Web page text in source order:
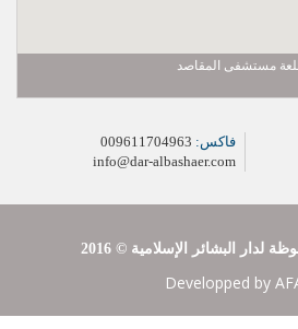
مستشفى المقاصد
فاكس:
info@dar-albashaer.com
لدار البشائر الإسلامية
Developped by